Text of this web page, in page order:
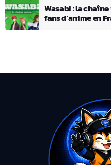
Wasabi : la
fans d’anime en